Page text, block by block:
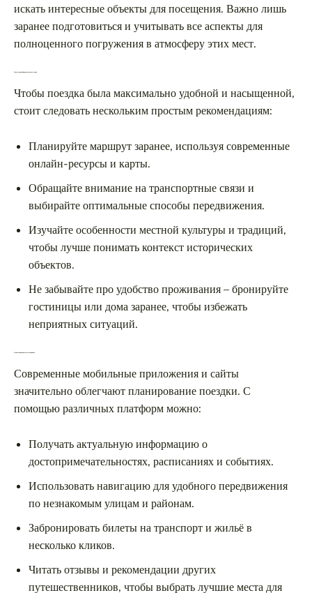
искать интересные объекты для посещения. Важно лишь
заранее подготовиться и учитывать все аспекты для
полноценного погружения в атмосферу этих мест.
Советы для комфортного путешествия
Чтобы поездка была максимально удобной и насыщенной,
стоит следовать нескольким простым рекомендациям:
Планируйте маршрут заранее, используя современные
онлайн-ресурсы и карты.
Обращайте внимание на транспортные связи и
выбирайте оптимальные способы передвижения.
Изучайте особенности местной культуры и традиций,
чтобы лучше понимать контекст исторических
объектов.
Не забывайте про удобство проживания – бронируйте
гостиницы или дома заранее, чтобы избежать
неприятных ситуаций.
Технологии для путешественников
Современные мобильные приложения и сайты
значительно облегчают планирование поездки. С
помощью различных платформ можно:
Получать актуальную информацию о
достопримечательностях, расписаниях и событиях.
Использовать навигацию для удобного передвижения
по незнакомым улицам и районам.
Забронировать билеты на транспорт и жильё в
несколько кликов.
Читать отзывы и рекомендации других
путешественников, чтобы выбрать лучшие места для